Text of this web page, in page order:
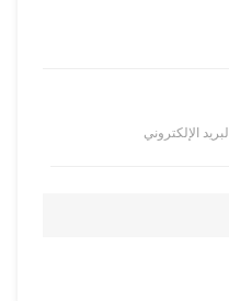
البريد الإلكتروني